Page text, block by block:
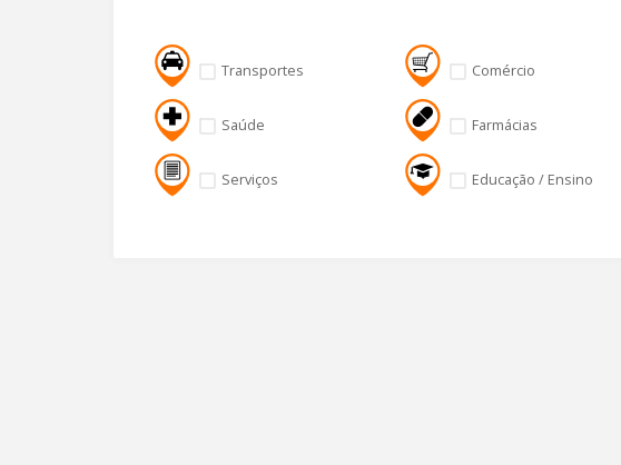
Transportes Comércio
Saúde Farmácias
Serviços Educação / Ensino